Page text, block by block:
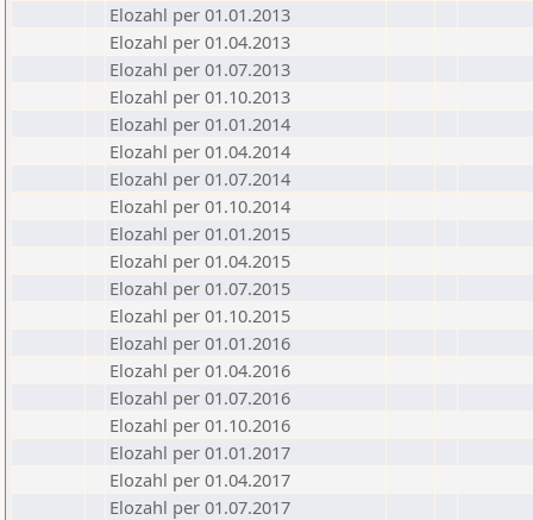
Elozahl per 01.01.2013
Elozahl per 01.04.2013
Elozahl per 01.07.2013
Elozahl per 01.10.2013
Elozahl per 01.01.2014
Elozahl per 01.04.2014
Elozahl per 01.07.2014
Elozahl per 01.10.2014
Elozahl per 01.01.2015
Elozahl per 01.04.2015
Elozahl per 01.07.2015
Elozahl per 01.10.2015
Elozahl per 01.01.2016
Elozahl per 01.04.2016
Elozahl per 01.07.2016
Elozahl per 01.10.2016
Elozahl per 01.01.2017
Elozahl per 01.04.2017
Elozahl per 01.07.2017